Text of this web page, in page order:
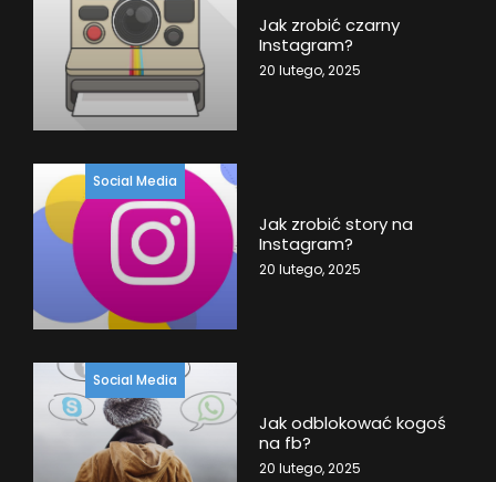
Jak zrobić czarny
Instagram?
20 lutego, 2025
Social Media
Jak zrobić story na
Instagram?
20 lutego, 2025
Social Media
Jak odblokować kogoś
na fb?
20 lutego, 2025